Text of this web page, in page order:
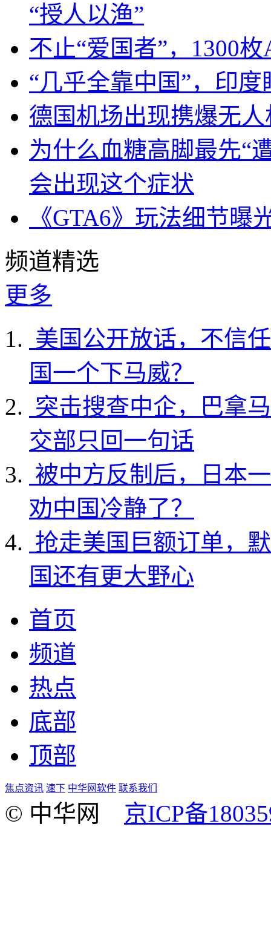
“授人以渔”
不止“爱国者”，1300
“几乎全靠中国”，印
德国机场出现携爆无
为什么血糖高脚最先“
会出现这个症状
《GTA6》玩法细节
频道精选
更多
美国公开放话，不信
国一个下马威？
突击搜查中企，巴拿
交部只回一句话
被中方反制后，日本
劝中国冷静了？
抢走美国巨额订单，
国还有更大野心
首页
频道
热点
底部
顶部
焦点资讯 速下 中华网软件 联系我们
© 中华网 京ICP备